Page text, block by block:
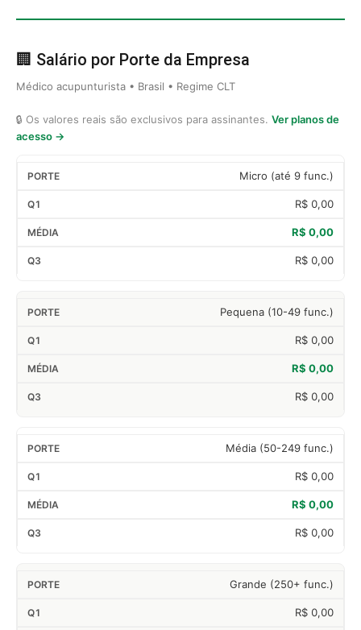
🏢 Salário por Porte da Empresa
Médico acupunturista • Brasil • Regime CLT
🔒 Os valores reais são exclusivos para assinantes. Ver planos de
acesso →
Micro (até 9 func.)
R$ 0,00
R$ 0,00
R$ 0,00
Pequena (10-49 func.)
R$ 0,00
R$ 0,00
R$ 0,00
Média (50-249 func.)
R$ 0,00
R$ 0,00
R$ 0,00
Grande (250+ func.)
R$ 0,00